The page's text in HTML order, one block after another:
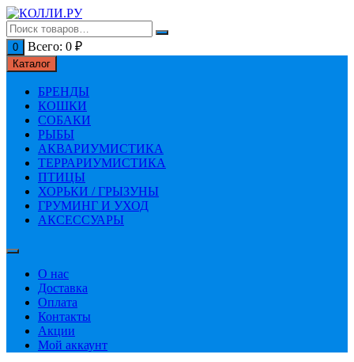
Перейти
к
содержимому
0 Всего: 0 ₽
Каталог
БРЕНДЫ
КОШКИ
СОБАКИ
РЫБЫ
АКВАРИУМИСТИКА
ТЕРРАРИУМИСТИКА
ПТИЦЫ
ХОРЬКИ / ГРЫЗУНЫ
ГРУМИНГ И УХОД
АКСЕССУАРЫ
О нас
Доставка
Оплата
Контакты
Акции
Мой аккаунт